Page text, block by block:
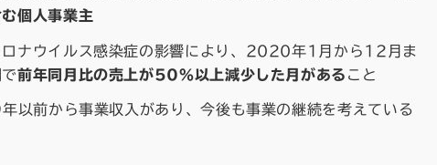
個人事業主
ロナウイルス感染症の影響により、2020年1月から12月ま
前年同月比の売上が50%以上減少した月がある こと
以前から事業収入があり、今後も事業の継続を考えている